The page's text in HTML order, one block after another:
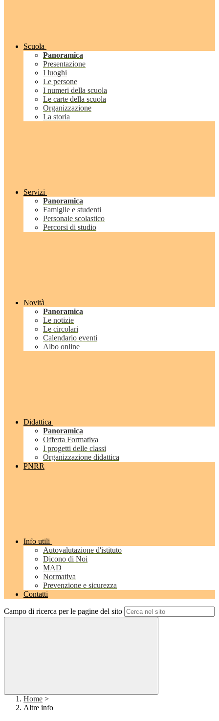
Scuola
Panoramica
Presentazione
I luoghi
Le persone
I numeri della scuola
Le carte della scuola
Organizzazione
La storia
Servizi
Panoramica
Famiglie e studenti
Personale scolastico
Percorsi di studio
Novità
Panoramica
Le notizie
Le circolari
Calendario eventi
Albo online
Didattica
Panoramica
Offerta Formativa
I progetti delle classi
Organizzazione didattica
PNRR
Info utili
Autovalutazione d'istituto
Dicono di Noi
MAD
Normativa
Prevenzione e sicurezza
Contatti
Campo di ricerca per le pagine del sito
Home >
Altre info